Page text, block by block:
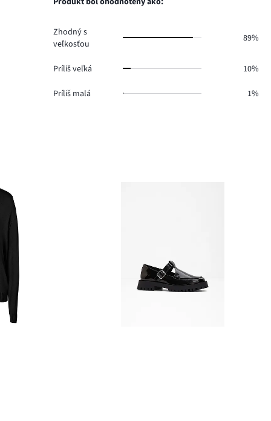
Zhodný s
veľkosťou
89%
Príliš veľká 10%
Príliš malá 1%